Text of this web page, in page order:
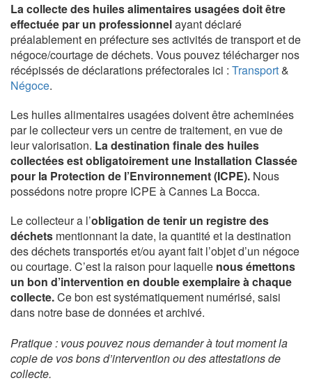
La collecte des huiles alimentaires usagées doit être
effectuée par un professionnelayant déclaré
préalablement en préfecture ses activités de transport et de
négoce/courtage de déchets. Vous pouvez télécharger nos
récépissés de déclarations préfectorales ici : Transport&
Négoce.
Les huiles alimentaires usagées doivent être acheminées
par le collecteur vers un centre de traitement, en vue de
leur valorisation. La destination finale des huiles
collectées est obligatoirement une Installation Classée
pour la Protection de l’Environnement (ICPE). Nous
possédons notre propre ICPE à Cannes La Bocca.
Le collecteur a l’obligation de tenir un registre des
déchets mentionnant la date, la quantité et la destination
des déchets transportés et/ou ayant fait l’objet d’un négoce
ou courtage. C’est la raison pour laquelle nous émettons
un bon d’intervention en double exemplaire à chaque
collecte.Ce bon est systématiquement numérisé, saisi
dans notre base de données et archivé.
Pratique : vous pouvez nous demander à tout moment la
copie de vos bons d’intervention ou des attestations de
collecte.